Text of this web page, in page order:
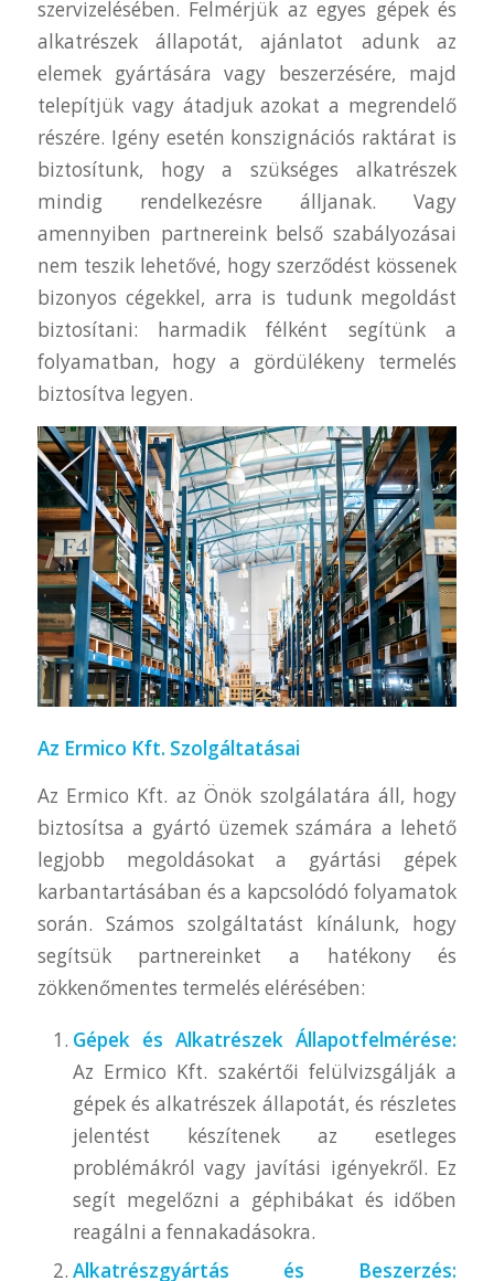
szervizelésében. Felmérjük az egyes gépek és
alkatrészek állapotát, ajánlatot adunk az
elemek gyártására vagy beszerzésére, majd
telepítjük vagy átadjuk azokat a megrendelő
részére. Igény esetén konszignációs raktárat is
biztosítunk, hogy a szükséges alkatrészek
mindig rendelkezésre álljanak. Vagy
amennyiben partnereink belső szabályozásai
nem teszik lehetővé, hogy szerződést kössenek
bizonyos cégekkel, arra is tudunk megoldást
biztosítani: harmadik félként segítünk a
folyamatban, hogy a gördülékeny termelés
biztosítva legyen.
Az Ermico Kft. Szolgáltatásai
Az Ermico Kft. az Önök szolgálatára áll, hogy
biztosítsa a gyártó üzemek számára a lehető
legjobb megoldásokat a gyártási gépek
karbantartásában és a kapcsolódó folyamatok
során. Számos szolgáltatást kínálunk, hogy
segítsük partnereinket a hatékony és
zökkenőmentes termelés elérésében:
Gépek és Alkatrészek Állapotfelmérése:
Az Ermico Kft. szakértői felülvizsgálják a
gépek és alkatrészek állapotát, és részletes
jelentést készítenek az esetleges
problémákról vagy javítási igényekről. Ez
segít megelőzni a géphibákat és időben
reagálni a fennakadásokra.
Alkatrészgyártás és Beszerzés: